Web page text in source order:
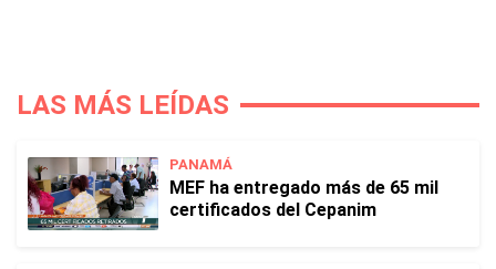
LAS MÁS LEÍDAS
PANAMÁ
MEF ha entregado más de 65 mil
certificados del Cepanim